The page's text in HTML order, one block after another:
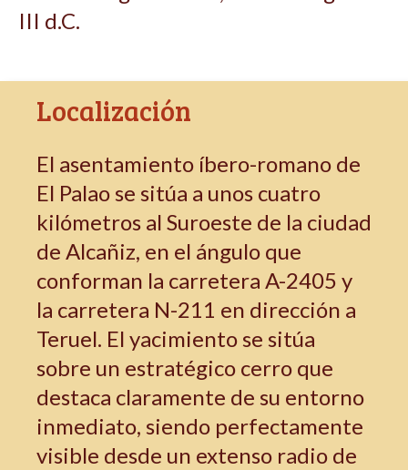
III d.C.
Localización
El asentamiento íbero-romano de
El Palao se sitúa a unos cuatro
kilómetros al Suroeste de la ciudad
de Alcañiz, en el ángulo que
conforman la carretera A-2405 y
la carretera N-211 en dirección a
Teruel. El yacimiento se sitúa
sobre un estratégico cerro que
destaca claramente de su entorno
inmediato, siendo perfectamente
visible desde un extenso radio de